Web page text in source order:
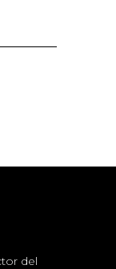
del